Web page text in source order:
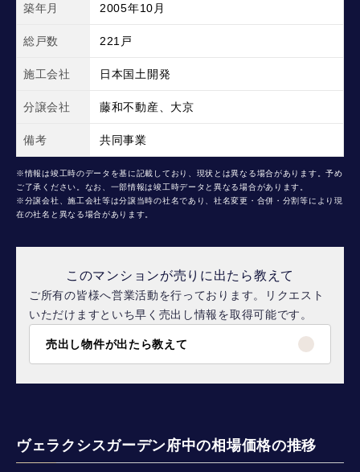
築年月 2005年10月
総戸数 221戸
施工会社 日本国土開発
分譲会社 藤和不動産、大京
備考 共同事業
※情報は竣工時のデータを基に記載しており、現状とは異なる場合があります。予め
ご了承ください。なお、一部情報は竣工時データと異なる場合があります。
※分譲会社、施工会社等は分譲当時の社名であり、社名変更・合併・分割等により現
在の社名と異なる場合があります。
このマンションが売りに出たら教えて
ご所有の皆様へ営業活動を行っております。リクエスト
いただけますといち早く売出し情報を取得可能です。
売出し物件が出たら教えて
ヴェラクシスガーデン府中の相場価格の推移